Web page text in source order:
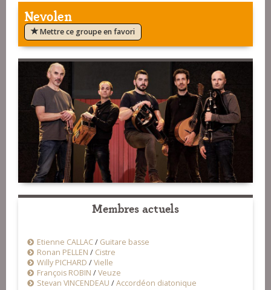
Nevolen
Mettre ce groupe en favori
Membres actuels
Etienne CALLAC/ Guitare basse
Ronan PELLEN / Cistre
Willy PICHARD /Vielle
François ROBIN /Veuze
Stevan VINCENDEAU /Accordéon diatonique